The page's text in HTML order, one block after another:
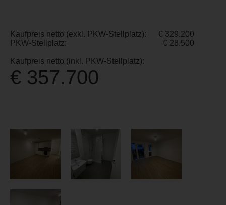
Kaufpreis netto (exkl. PKW-Stellplatz):
€ 329.200
PKW-Stellplatz:
€ 28.500
Kaufpreis netto (inkl. PKW-Stellplatz):
€ 357.700